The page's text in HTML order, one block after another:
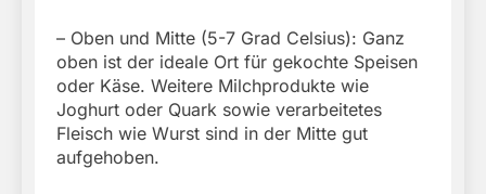
– Oben und Mitte (5-7 Grad Celsius): Ganz
oben ist der ideale Ort für gekochte Speisen
oder Käse. Weitere Milchprodukte wie
Joghurt oder Quark sowie verarbeitetes
Fleisch wie Wurst sind in der Mitte gut
aufgehoben.